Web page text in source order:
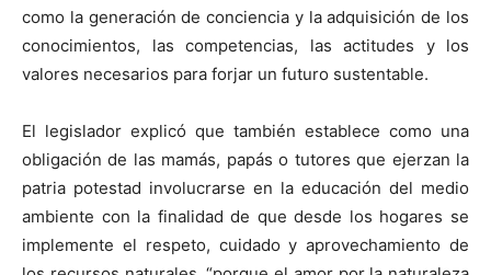
como la generación de conciencia y la adquisición de los
conocimientos, las competencias, las actitudes y los
valores necesarios para forjar un futuro sustentable.
El legislador explicó que también establece como una
obligación de las mamás, papás o tutores que ejerzan la
patria potestad involucrarse en la educación del medio
ambiente con la finalidad de que desde los hogares se
implemente el respeto, cuidado y aprovechamiento de